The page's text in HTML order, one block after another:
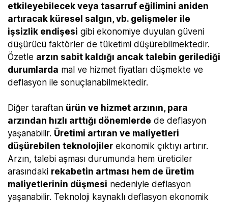
etkileyebilecek veya tasarruf eğilimini aniden
artıracak küresel salgın, vb. gelişmeler ile
işsizlik endişesi gibi ekonomiye duyulan güveni
düşürücü faktörler de tüketimi düşürebilmektedir.
Özetle arzın sabit kaldığı ancak talebin gerilediği
durumlarda mal ve hizmet fiyatları düşmekte ve
deflasyon ile sonuçlanabilmektedir.
Diğer taraftan ürün ve hizmet arzının, para
arzından hızlı arttığı dönemlerde de deflasyon
yaşanabilir. Üretimi artıran ve maliyetleri
düşürebilen teknolojiler ekonomik çıktıyı artırır.
Arzın, talebi aşması durumunda hem üreticiler
arasındaki rekabetin artması hem de üretim
maliyetlerinin düşmesi nedeniyle deflasyon
yaşanabilir. Teknoloji kaynaklı deflasyon ekonomik